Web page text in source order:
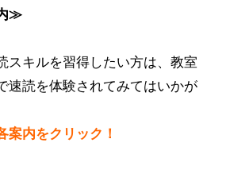
≫
スキルを習得したい方は、教室
速読を体験されてみてはいかが
内をクリック！